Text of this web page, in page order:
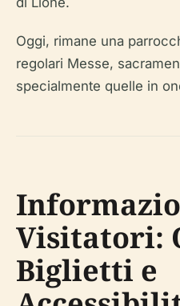
Oggi, rimane una
regolari Messe,
specialmente quelle in
Visitatori:
Biglietti e